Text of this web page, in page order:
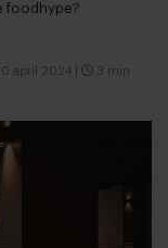
foodhype?
april 2024 3 min